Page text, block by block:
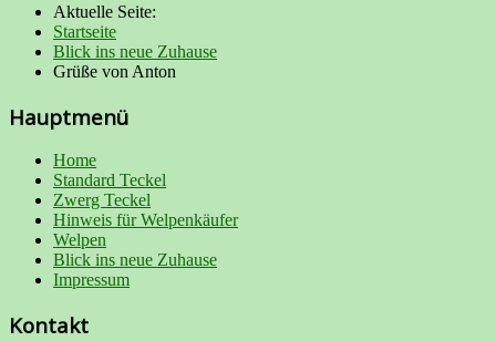
Aktuelle Seite:
Startseite
Blick ins neue Zuhause
Grüße von Anton
Hauptmenü
Home
Standard Teckel
Zwerg Teckel
Hinweis für Welpenkäufer
Welpen
Blick ins neue Zuhause
Impressum
Kontakt